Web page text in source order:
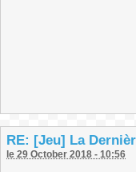
RE: [Jeu] La
le 29 October 2018 - 10:56